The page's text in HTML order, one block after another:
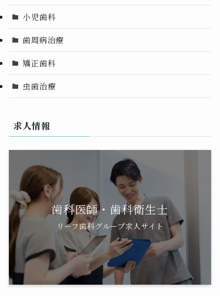
小児歯科
歯周病治療
矯正歯科
虫歯治療
求人情報
歯科医師・歯科衛生士
リーフ歯科グループ求人サイト